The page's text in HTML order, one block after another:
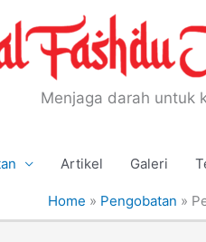
Menjaga darah untuk
Artikel Galeri
Home » Pengobatan »